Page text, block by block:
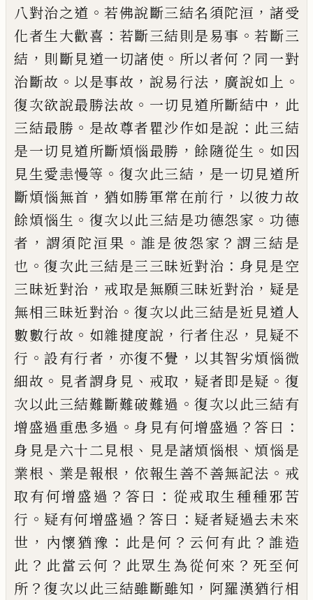
八對治之道 。若佛說斷三結名須陀洹 ， 諸受
化者生大歡喜 ： 若斷三結則是易事 。若斷三
結 ， 則斷見道一切諸使 。 所以者何 ？ 同一對
治斷故 。 以是事故 ， 說易行法 ， 廣說如上 。
復次欲說最勝法故 。 一切見道所斷結中 ， 此
三結最勝 。 是故尊者瞿沙作如是說 ： 此三結
是一切見道所斷煩惱最勝 ，餘隨從生 。 如因
見生愛恚慢等 。 復次此三結 ， 是一切見道所
斷煩惱無首 ，猶如勝軍常在前行 ， 以彼力故
餘煩惱生 。 復次以此三結是功德怨家 。 功德
者 ， 謂須陀洹果 。誰是彼怨家 ？謂三結是
也 。復次此三結是三三昧近對治 ： 身見是空
三昧近對治 ， 戒取是無願三昧近對治 ， 疑是
無相三昧近對治 。復次以此三結是近見道人
數數行故 。 如雜揵度說 ， 行者住忍 ， 見疑不
行 。設有行者 ， 亦復不覺 ， 以其智劣煩惱微
細故 。 見者謂身 見 、 戒取 ， 疑者即是疑 。 復
次以此三結難斷難破難過 。復次以此三結有
增盛過重患多過 。 身見有何增盛過 ？答曰 ：
身見是六十二見根 、 見是諸煩惱根 、 煩惱是
業根 、 業是報根 ， 依報生善不善無記法 。 戒
取有何增盛過 ？ 答曰 ： 從戒取生種種邪苦
行 。 疑有何增盛過 ？ 答曰 ： 疑者疑過去未來
世 ， 內懷猶豫 ： 此是何 ？ 云何有此 ？ 誰造
此 ？ 此當云何 ？ 此眾生為從何來 ？ 死至何
所 ？復次以此三結雖斷雖知 ， 阿羅漢猶行相